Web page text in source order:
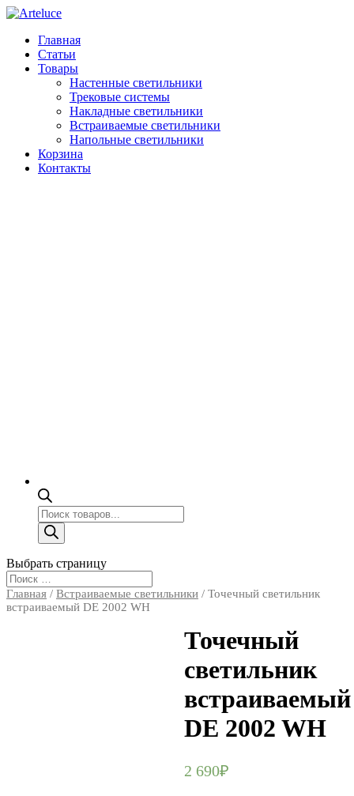
Главная
Статьи
Товары
Настенные светильники
Трековые системы
Накладные светильники
Встраиваемые светильники
Напольные светильники
Корзина
Контакты
Поиск
товаров
Выбрать страницу
Главная / Встраиваемые светильники / Точечный светильник
встраиваемый DE 2002 WH
Точечный
светильник
встраиваемый
DE 2002 WH
2 690₽